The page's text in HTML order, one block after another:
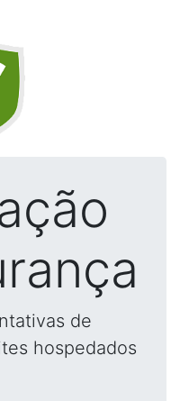
de
hospedados